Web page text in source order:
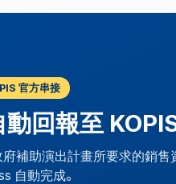
官方串接
回報至
補助演出計畫所要求的銷售
自動完成。